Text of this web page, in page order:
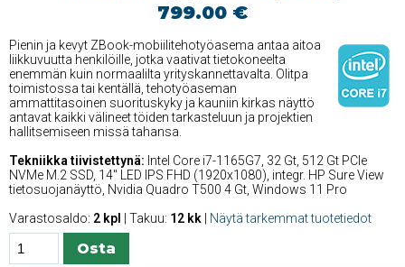
799.00 €
Pienin ja kevyt ZBook-mobiilitehotyöasema antaa aitoa
liikkuvuutta henkilöille, jotka vaativat tietokoneelta
enemmän kuin normaalilta yrityskannettavalta. Olitpa
toimistossa tai kentällä, tehotyöaseman
ammattitasoinen suorituskyky ja kauniin kirkas näyttö
antavat kaikki välineet töiden tarkasteluun ja projektien
hallitsemiseen missä tahansa.
Tekniikka tiivistettynä: Intel Core i7-1165G7, 32 Gt, 512 Gt PCIe
NVMe M.2 SSD, 14'' LED IPS FHD (1920x1080), integr. HP Sure View
tietosuojanäyttö, Nvidia Quadro T500 4 Gt, Windows 11 Pro
Varastosaldo: 2 kpl | Takuu: 12 kk Näytä tarkemmat tuotetiedot